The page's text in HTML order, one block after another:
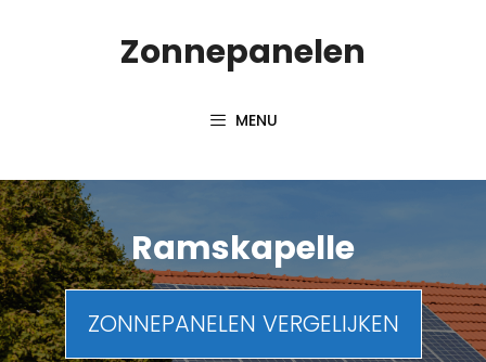
Zonnepanelen
MENU
Ramskapelle
ZONNEPANELEN VERGELIJKEN